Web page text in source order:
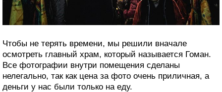
Чтобы не терять времени, мы решили вначале
осмотреть главный храм, который называется Гоман.
Все фотографии внутри помещения сделаны
нелегально, так как цена за фото очень приличная, а
деньги у нас были только на еду.